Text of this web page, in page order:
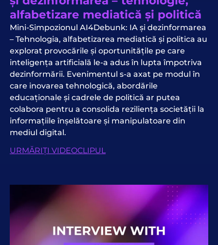
alfabetizare mediatică și politică
Mini-Simpozionul AI4Debunk: IA și dezinformarea
– Tehnologia, alfabetizarea mediatică și politica au
explorat provocările și oportunitățile pe care
inteligența artificială le-a adus în lupta împotriva
dezinformării. Evenimentul s-a axat pe modul în
care inovarea tehnologică, abordările
educaționale și cadrele de politică ar putea
colabora pentru a consolida reziliența societății la
informațiile înșelătoare și manipulatoare din
mediul digital.
URMĂRIȚI VIDEOCLIPUL